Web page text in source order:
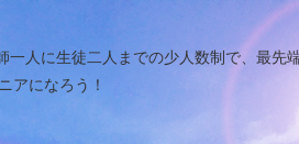
人に生徒二人までの少人数制で、最先
アになろう！